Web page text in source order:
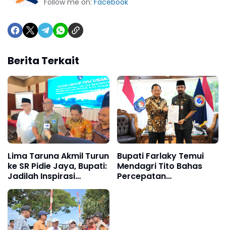
Follow me on: Facebook
Berita Terkait
Lima Taruna Akmil Turun
ke SR Pidie Jaya, Bupati:
Jadilah Inspirasi
Generasi Muda
Bupati Farlaky Temui
Mendagri Tito Bahas
Percepatan